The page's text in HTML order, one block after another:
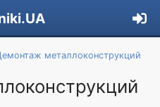
металлоконструкций